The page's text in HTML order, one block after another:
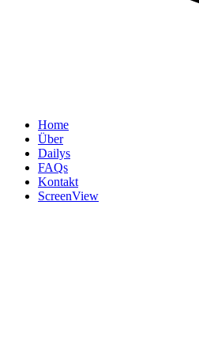
Home
Über
Dailys
FAQs
Kontakt
ScreenView